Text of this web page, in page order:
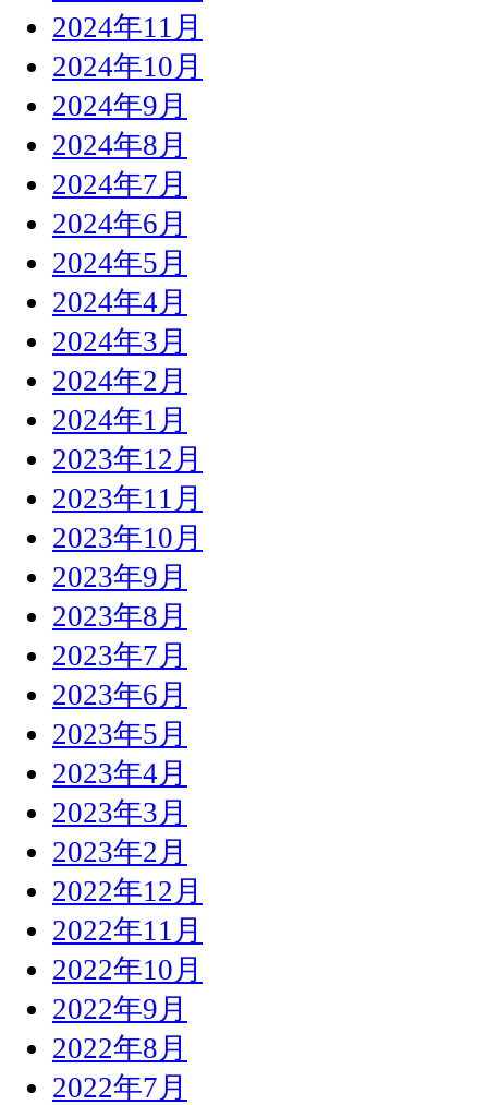
2024年11月
2024年10月
2024年9月
2024年8月
2024年7月
2024年6月
2024年5月
2024年4月
2024年3月
2024年2月
2024年1月
2023年12月
2023年11月
2023年10月
2023年9月
2023年8月
2023年7月
2023年6月
2023年5月
2023年4月
2023年3月
2023年2月
2022年12月
2022年11月
2022年10月
2022年9月
2022年8月
2022年7月